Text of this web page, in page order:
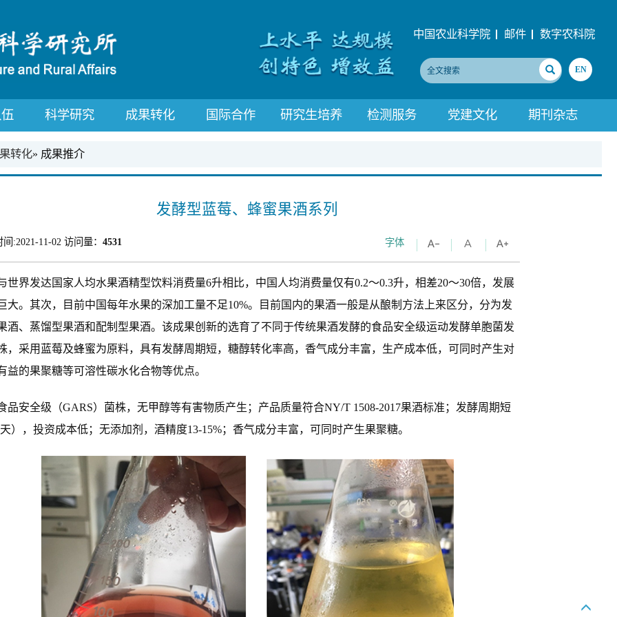
中国农业科学院 邮件 数字农科院
EN
科学研究 成果转化 国际合作 研究生培养 检测服务 党建文化 期刊杂志
转化» 成果推介
发酵型蓝莓、蜂蜜果酒系列
间:2021-11-02 访问量： 4531 字体
世界发达国家人均水果酒精型饮料消费量6升相比，中国人均消费量仅有0.2～0.3升，相差20～30倍，发展
大。其次，目前中国每年水果的深加工量不足10%。目前国内的果酒一般是从酿制方法上来区分，分为发
酒、蒸馏型果酒和配制型果酒。该成果创新的选育了不同于传统果酒发酵的食品安全级运动发酵单胞菌发
，采用蓝莓及蜂蜜为原料，具有发酵周期短，糖醇转化率高，香气成分丰富，生产成本低，可同时产生对
益的果聚糖等可溶性碳水化合物等优点。
品安全级（GARS）菌株，无甲醇等有害物质产生；产品质量符合NY/T 1508-2017果酒标准；发酵周期短
），投资成本低；无添加剂，酒精度13-15%；香气成分丰富，可同时产生果聚糖。